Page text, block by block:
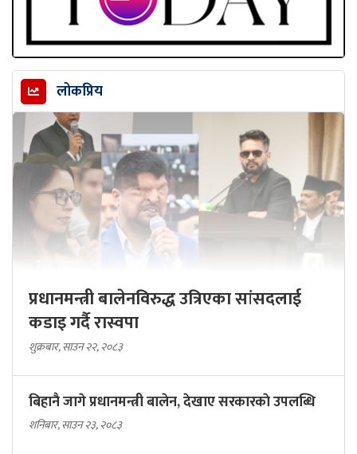
लोकप्रिय
प्रधानमन्त्री बालेनविरुद्ध उत्रिएका सांसदलाई
कडाइ गर्दै रास्वपा
शुक्रबार, साउन २२, २०८३
बिहानै जागे प्रधानमन्त्री बालेन, देखाए सरकारकाे उपलब्धि
शनिबार, साउन २३, २०८३